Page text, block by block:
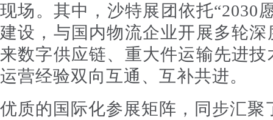
现场。其中，沙特展团依托“2030
建设，与国内物流企业开展多轮
来数字供应链、重大件运输先进
运营经验双向互通、互补共进。
优质的国际化参展矩阵，同步汇聚